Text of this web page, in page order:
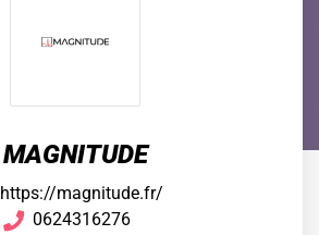
MAGNITUDE
https://magnitude.fr/
0624316276